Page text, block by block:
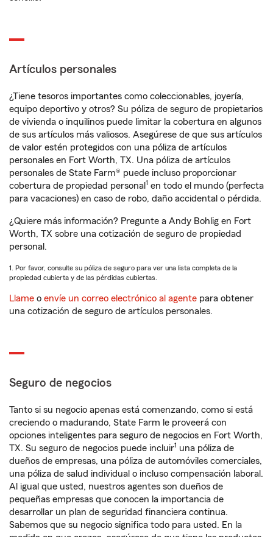
Artículos personales
¿Tiene tesoros importantes como coleccionables, joyería,
equipo deportivo y otros? Su póliza de seguro de propietarios
de vivienda o inquilinos puede limitar la cobertura en algunos
de sus artículos más valiosos. Asegúrese de que sus artículos
de valor estén protegidos con una póliza de artículos
personales en Fort Worth, TX. Una póliza de artículos
personales de State Farm® puede incluso proporcionar
cobertura de propiedad personal 1 en todo el mundo (perfecta
para vacaciones) en caso de robo, daño accidental o pérdida.
¿Quiere más información? Pregunte a Andy Bohlig en Fort
Worth, TX sobre una cotización de seguro de propiedad
personal.
1. Por favor, consulte su póliza de seguro para ver una lista completa de la
propiedad cubierta y de las pérdidas cubiertas.
Llame o envíe un correo electrónico al agente para obtener
una cotización de seguro de artículos personales.
Seguro de negocios
Tanto si su negocio apenas está comenzando, como si está
creciendo o madurando, State Farm le proveerá con
opciones inteligentes para seguro de negocios en Fort Worth,
TX. Su seguro de negocios puede incluir1 una póliza de
dueños de empresas, una póliza de automóviles comerciales,
una póliza de salud individual o incluso compensación laboral.
Al igual que usted, nuestros agentes son dueños de
pequeñas empresas que conocen la importancia de
desarrollar un plan de seguridad financiera continua.
Sabemos que su negocio significa todo para usted. En la